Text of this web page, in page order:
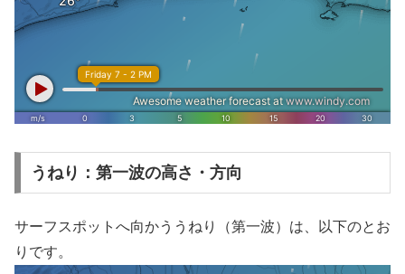
うねり：第一波の高さ・方向
サーフスポットへ向かううねり（第一波）は、以下のとお
りです。